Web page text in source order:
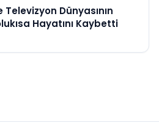
Dünyasının
Hayatını Kaybetti